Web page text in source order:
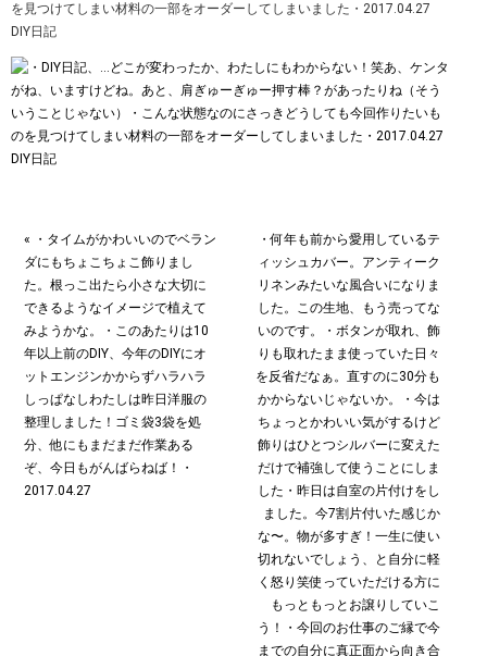
を見つけてしまい材料の一部をオーダーしてしまいました・2017.04.27
DIY日記
« ・タイムがかわいいのでベラン
ダにもちょこちょこ飾りまし
た。根っこ出たら小さな大切に
できるようなイメージで植えて
みようかな。・このあたりは10
年以上前のDIY、今年のDIYにオ
ットエンジンかからずハラハラ
しっぱなしわたしは昨日洋服の
整理しました！ゴミ袋3袋を処
分、他にもまだまだ作業ある
ぞ、今日もがんばらねば！・
2017.04.27
・何年も前から愛用しているテ
ィッシュカバー。アンティーク
リネンみたいな風合いになりま
した。この生地、もう売ってな
いのです。・ボタンが取れ、飾
りも取れたまま使っていた日々
を反省だなぁ。直すのに30分も
かからないじゃないか。・今は
ちょっとかわいい気がするけど
飾りはひとつシルバーに変えた
だけで補強して使うことにしま
した︎・昨日は自室の片付けをし
ました。今7割片付いた感じか
な〜。物が多すぎ！一生に使い
切れないでしょう、と自分に軽
く怒り笑使っていただける方に
もっともっとお譲りしていこ
う！・今回のお仕事のご縁で今
までの自分に真正面から向き合